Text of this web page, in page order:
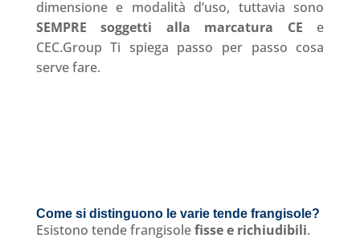
dimensione e modalità d’uso, tuttavia sono
SEMPRE soggetti alla marcatura CE e
CEC.Group Ti spiega passo per passo cosa
serve fare.
Come si distinguono le varie tende frangisole?
Esistono tende frangisolefisse e richiudibili.